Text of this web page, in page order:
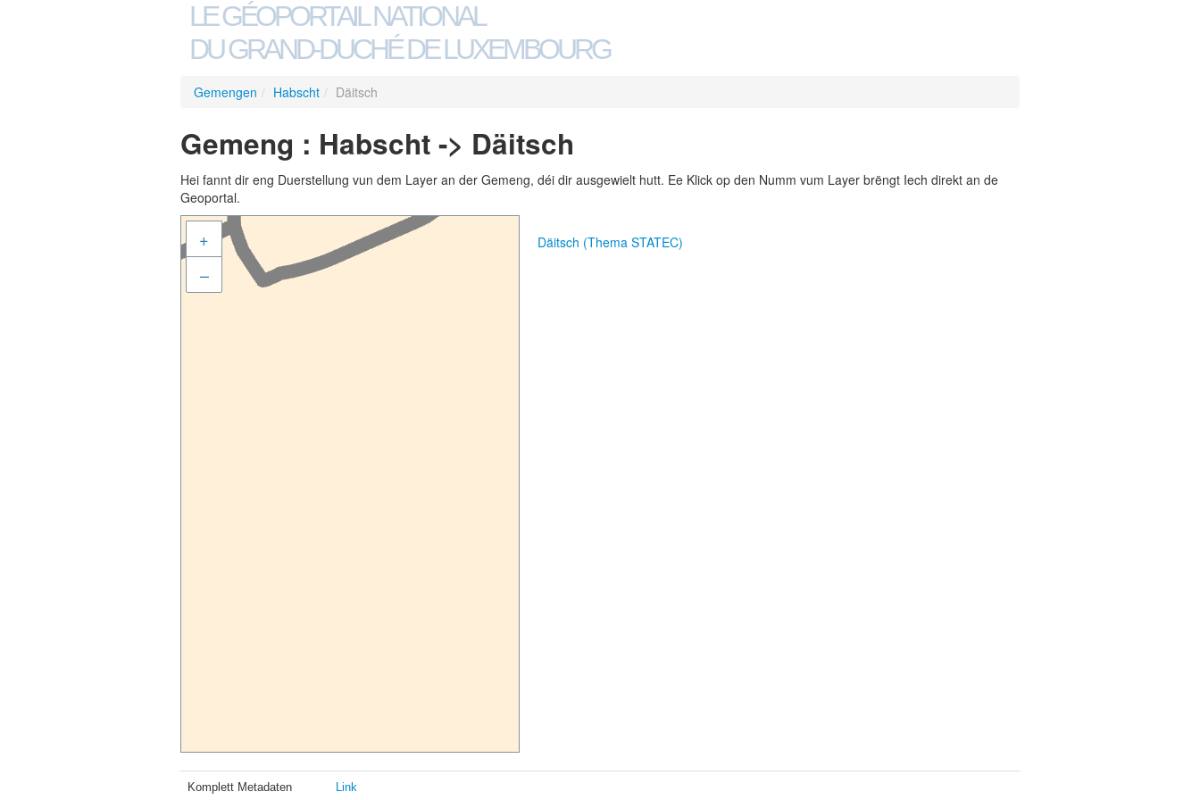
LE GÉOPORTAIL NATIONAL
DU GRAND-DUCHÉ DE LUXEMBOURG
Gemengen / Habscht / Däitsch
Gemeng : Habscht -> Däitsch
Hei fannt dir eng Duerstellung vun dem Layer an der Gemeng, déi dir ausgewielt hutt. Ee Klick op den Numm vum Layer brëngt Iech direkt an de
Geoportal.
+
–
Däitsch (Thema STATEC)
Komplett Metadaten Link